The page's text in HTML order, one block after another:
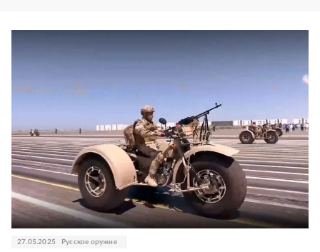
27.05.2025 Русское оружие